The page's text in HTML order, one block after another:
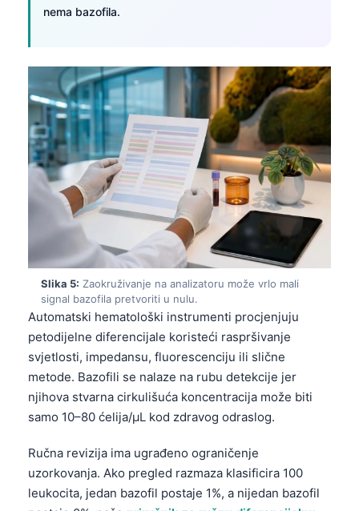
nema bazofila.
Slika 5: Zaokruživanje na analizatoru može vrlo mali
signal bazofila pretvoriti u nulu.
Automatski hematološki instrumenti procjenjuju
petodijelne diferencijale koristeći raspršivanje
svjetlosti, impedansu, fluorescenciju ili slične
metode. Bazofili se nalaze na rubu detekcije jer
njihova stvarna cirkulišuća koncentracija može biti
samo 10–80 ćelija/µL kod zdravog odraslog.
Ručna revizija ima ugrađeno ograničenje
uzorkovanja. Ako pregled razmaza klasificira 100
leukocita, jedan bazofil postaje 1%, a nijedan bazofil